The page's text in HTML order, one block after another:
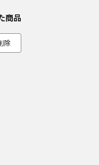
いるFluffyクリーナーヘ
2 5.8, 5.9に準拠した、
吸引仕事率を比較した
。試験は強モードで実
商品
除